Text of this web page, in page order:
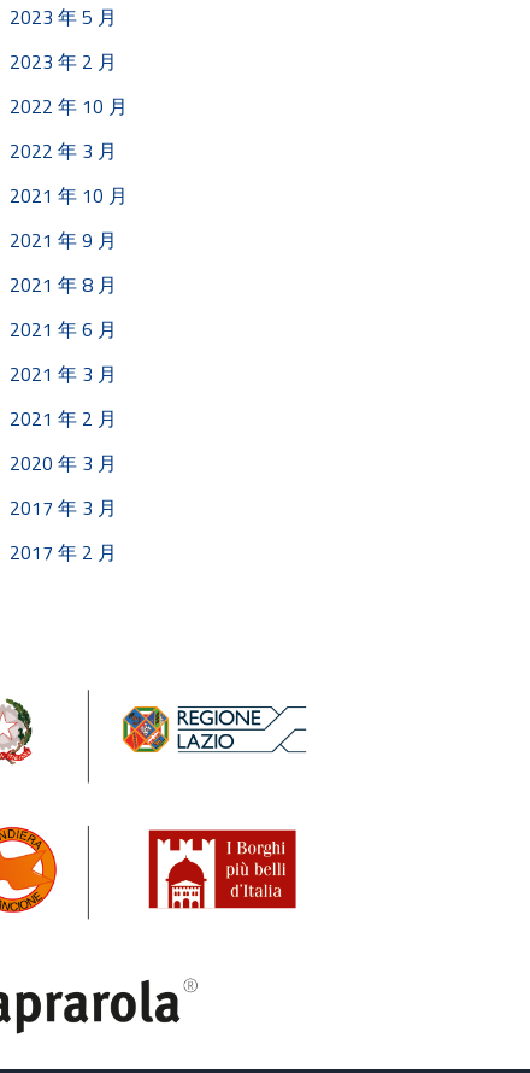
2023 年 5 月
2023 年 2 月
2022 年 10 月
2022 年 3 月
2021 年 10 月
2021 年 9 月
2021 年 8 月
2021 年 6 月
2021 年 3 月
2021 年 2 月
2020 年 3 月
2017 年 3 月
2017 年 2 月